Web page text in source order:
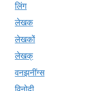
लिंग
लेखक
लेखकों
लेखक्
वनझनींग्स